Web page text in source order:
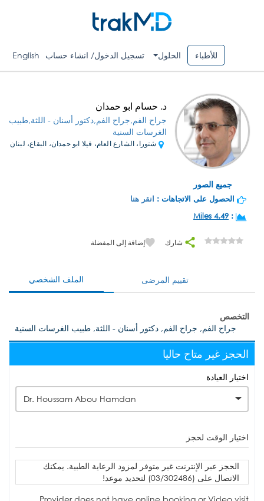
للأطباء الحلول تسجيل الدخول/ انشاء حساب English
جميع الصور
د. حسام ابو حمدان
جراح الفم,جراح الفم,دكتور أسنان - اللثة,طبيب
الغرسات السنية
شتورا، الشارع العام، فيلا ابو حمدان، البقاع، لبنان
الحصول على الاتجاهات : انقر هنا
:
4.49 Miles
شارك إضافة إلى المفضلة
الملف الشخصي تقييم المرضى
التخصص
جراح الفم, جراح الفم, دكتور أسنان - اللثة, طبيب الغرسات السنية
الحجز غير متاح حاليا
اختيار العيادة
Dr. Houssam Abou Hamdan
اختيار الوقت لحجز
الحجز عبر الإنترنت غير متوفر لمزود الرعاية الطبية. يمكنك
الاتصال على (03/302486) لتحديد موعد!